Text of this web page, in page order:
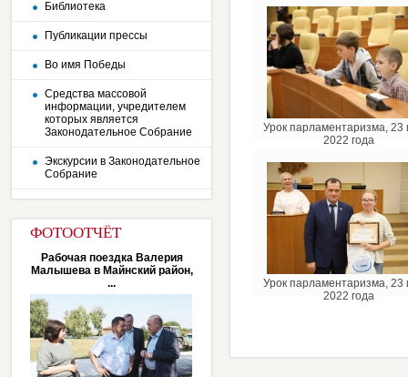
Библиотека
Публикации прессы
Во имя Победы
Средства массовой
информации, учредителем
которых является
Законодательное Собрание
Экскурсии в Законодательное
Собрание
ФОТООТЧЁТ
Рабочая поездка Валерия
Малышева в Майнский район,
...
Урок парламентаризма, 23
2022 года
Урок парламентаризма, 23
2022 года